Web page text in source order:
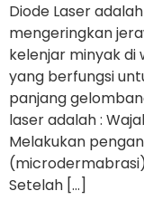
Diode Laser
mengeringkan
kelenjar minyak di
yang berfungsi
panjang
laser adalah :
Melakukan
Setelah […]